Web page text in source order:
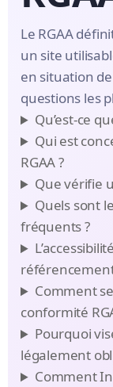
Le RGAA
un site
en situation
questions les
Qu’est-ce
Qui est
RGAA ?
Que vérifie
Quels sont
fréquents ?
Comment
conformité
Pourquoi
légalement
Comment